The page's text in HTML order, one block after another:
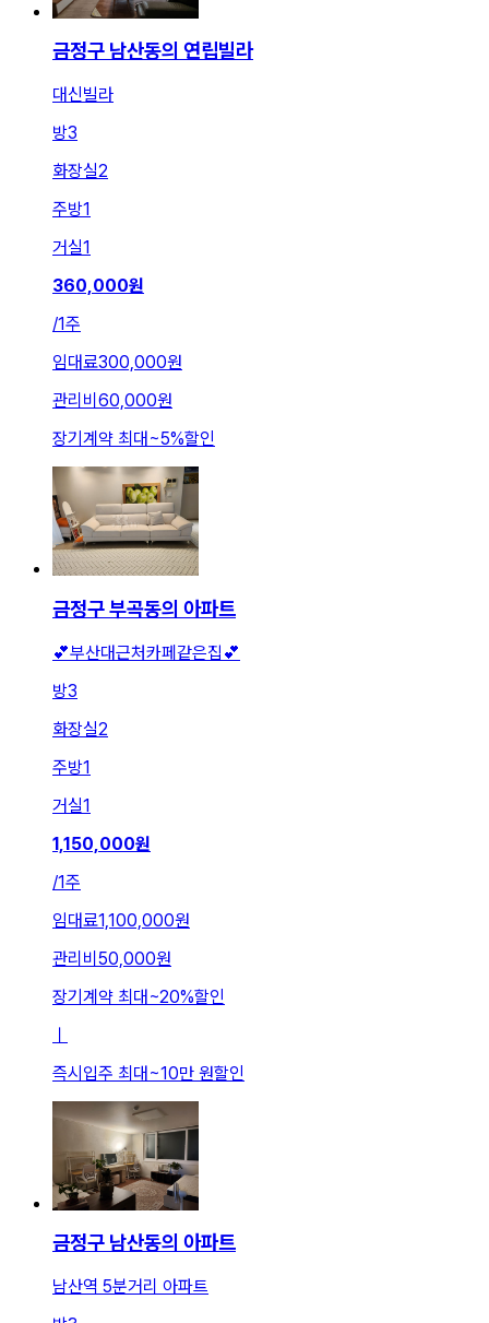
금정구 남산동의 연립빌라
대신빌라
방3
화장실2
주방1
거실1
360,000원
/1주
임대료300,000원
관리비 60,000원
장기계약 최대 ~5%할인
금정구 부곡동의 아파트
💕부산대근처카페같은집💕
방3
화장실2
주방1
거실1
1,150,000원
/1주
임대료1,100,000원
관리비 50,000원
장기계약 최대~20%할인
ㅣ
즉시입주 최대~10만 원할인
금정구 남산동의 아파트
남산역 5분거리 아파트